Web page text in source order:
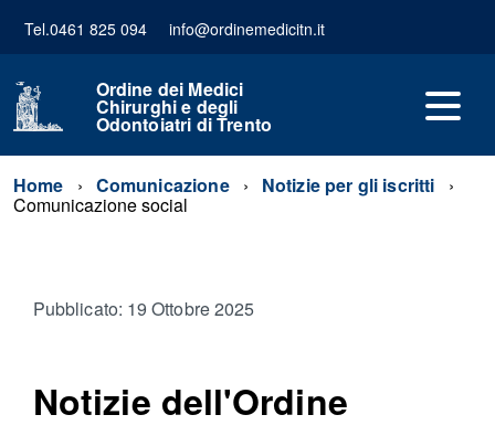
Tel.0461 825 094 info@ordinemedicitn.it
Ordine dei Medici
Chirurghi e degli
Odontoiatri di Trento
Home Comunicazione Notizie per gli iscritti
Comunicazione social
Pubblicato: 19 Ottobre 2025
Notizie dell'Ordine